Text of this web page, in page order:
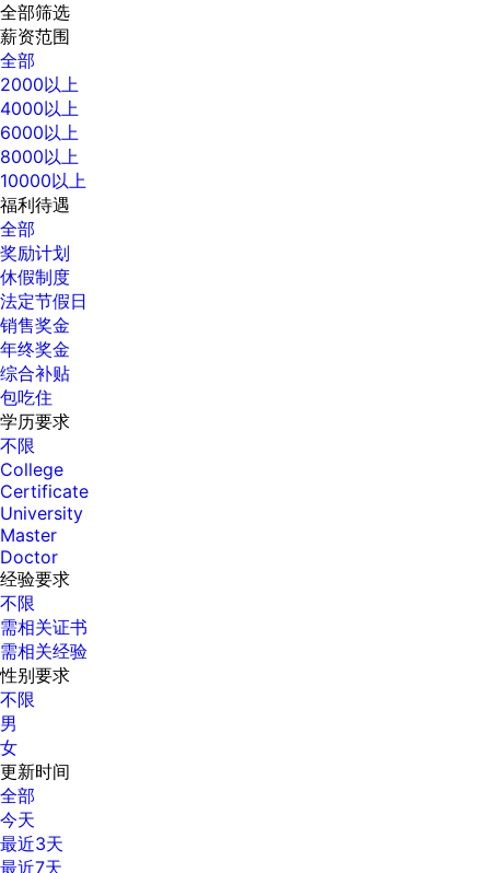
全部筛选
薪资范围
全部
2000以上
4000以上
6000以上
8000以上
10000以上
福利待遇
全部
奖励计划
休假制度
法定节假日
销售奖金
年终奖金
综合补贴
包吃住
学历要求
不限
College
Certificate
University
Master
Doctor
经验要求
不限
需相关证书
需相关经验
性别要求
不限
男
女
更新时间
全部
今天
最近3天
最近7天